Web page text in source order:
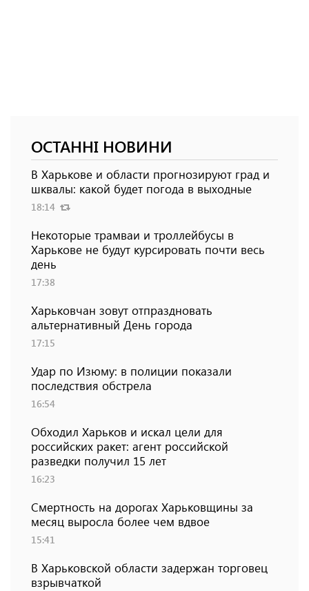
ОСТАННІ НОВИНИ
В Харькове и области прогнозируют град и
шквалы: какой будет погода в выходные
18:14
Некоторые трамваи и троллейбусы в
Харькове не будут курсировать почти весь
день
17:38
Харьковчан зовут отпраздновать
альтернативный День города
17:15
Удар по Изюму: в полиции показали
последствия обстрела
16:54
Обходил Харьков и искал цели для
российских ракет: агент российской
разведки получил 15 лет
16:23
Смертность на дорогах Харьковщины за
месяц выросла более чем вдвое
15:41
В Харьковской области задержан торговец
взрывчаткой